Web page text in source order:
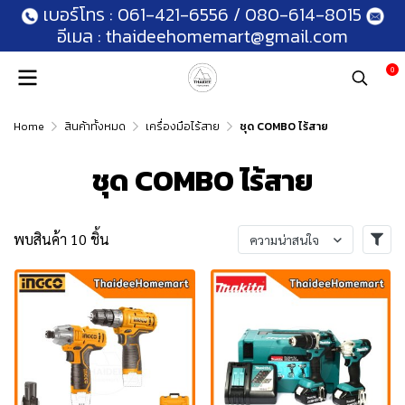
เบอร์โทร : 061-421-6556 / 080-614-8015
อีเมล : thaideehomemart@gmail.com
0
Home สินค้าทั้งหมด เครื่องมือไร้สาย ชุด COMBO ไร้สาย
ชุด COMBO ไร้สาย
พบสินค้า 10 ชิ้น ความน่าสนใจ